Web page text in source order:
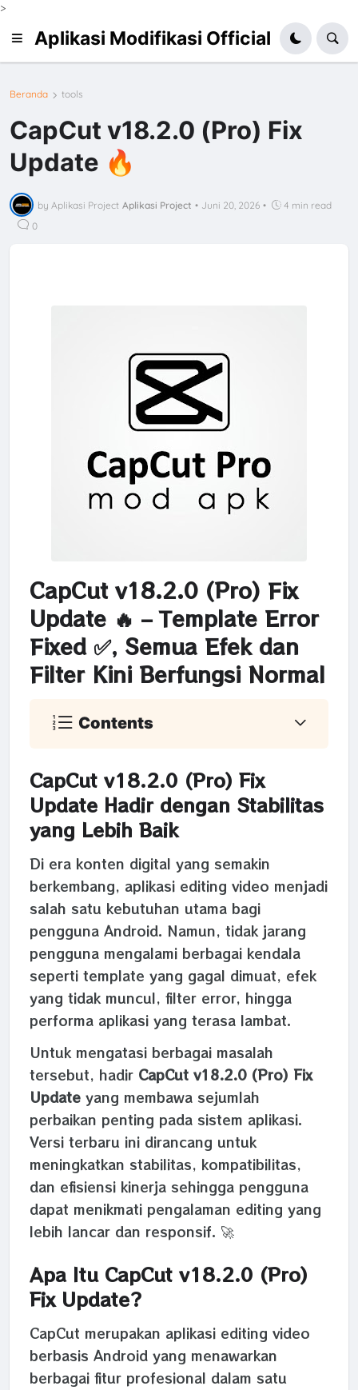
>
Aplikasi Modifikasi Official
Beranda tools
CapCut v18.2.0 (Pro) Fix
Update 🔥
by Aplikasi Project Aplikasi Project • Juni 20, 2026 •
4 min read
0
CapCut v18.2.0 (Pro) Fix
Update 🔥 – Template Error
Fixed ✅, Semua Efek dan
Filter Kini Berfungsi Normal
Contents
CapCut v18.2.0 (Pro) Fix
Update Hadir dengan Stabilitas
yang Lebih Baik
Di era konten digital yang semakin
berkembang, aplikasi editing video menjadi
salah satu kebutuhan utama bagi
pengguna Android. Namun, tidak jarang
pengguna mengalami berbagai kendala
seperti template yang gagal dimuat, efek
yang tidak muncul, filter error, hingga
performa aplikasi yang terasa lambat.
Untuk mengatasi berbagai masalah
tersebut, hadir CapCut v18.2.0 (Pro) Fix
Updateyang membawa sejumlah
perbaikan penting pada sistem aplikasi.
Versi terbaru ini dirancang untuk
meningkatkan stabilitas, kompatibilitas,
dan efisiensi kinerja sehingga pengguna
dapat menikmati pengalaman editing yang
lebih lancar dan responsif. 🚀
Apa Itu CapCut v18.2.0 (Pro)
Fix Update?
CapCut merupakan aplikasi editing video
berbasis Android yang menawarkan
berbagai fitur profesional dalam satu